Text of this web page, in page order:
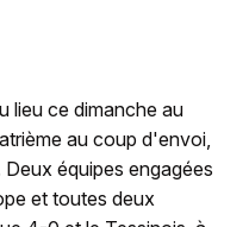
lieu ce dimanche au
au coup d'envoi,
équipes engagées
et toutes deux